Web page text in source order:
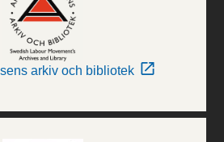
arkiv och bibliotek